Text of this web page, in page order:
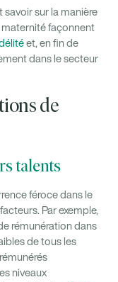
savoir sur la manière
maternité façonnent
et, en fin de
dans le secteur
de
talents
féroce dans le
Par exemple,
rémunération dans
de tous les
niveaux